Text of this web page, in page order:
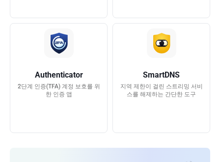
Authenticator
2단계 인증(TFA) 계정 보호를 위
한 인증 앱
SmartDNS
지역 제한이 걸린 스트리밍 서비
스를 해제하는 간단한 도구